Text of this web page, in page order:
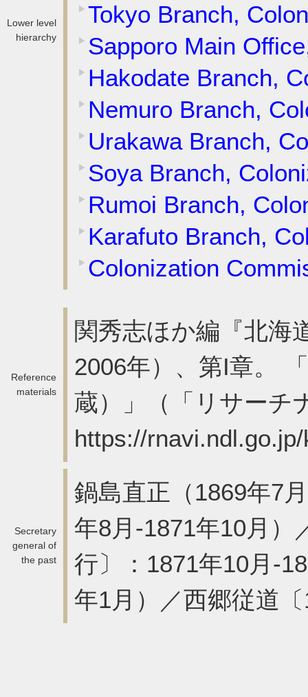
Lower level
hierarchy
Tokyo Branch,
Sapporo Main
Hakodate Branch,
Nemuro Branch,
Urakawa Branch,
Soya Branch,
Rumoi Branch,
Karafuto Branch,
Colonization
Reference
materials
関秀志ほか編『北海
2006年）、第I章。
蔵）」（「リサーチ
https://
Secretary
general of
the past
鍋島直正（1869年7
年8月-1871年10月）
行〕：1871年10月-
年1月）／西郷従道